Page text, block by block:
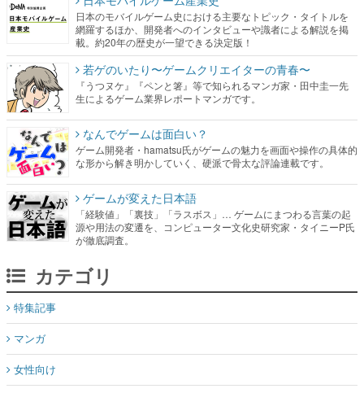
若ゲのいたり〜ゲームクリエイターの青春〜
『うつヌケ』『ペンと箸』等で知られるマンガ家・田中圭一先
生によるゲーム業界レポートマンガです。
なんでゲームは面白い？
ゲーム開発者・hamatsu氏がゲームの魅力を画面や操作の具体的
な形から解き明かしていく、硬派で骨太な評論連載です。
ゲームが変えた日本語
「経験値」「裏技」「ラスボス」… ゲームにまつわる言葉の起
源や用法の変遷を、コンピューター文化史研究家・タイニーP氏
カテゴリ
マンガ
女性向け
アプリレビュー
その他